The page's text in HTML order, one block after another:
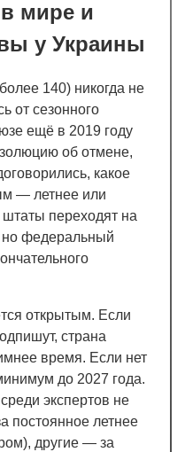
мире и
у Украины
140) никогда не
от сезонного
ещё в 2019 году
об отмене,
какое
— летнее или
переходят на
но федеральный
открытым. Если
страна
время. Если нет
до 2027 года.
экспертов не
постоянное летнее
другие — за